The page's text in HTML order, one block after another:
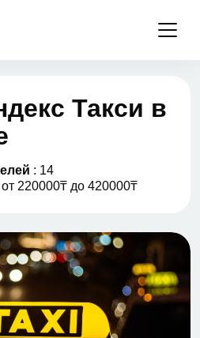
Такси в
: 14
от 220000₸ до 420000₸